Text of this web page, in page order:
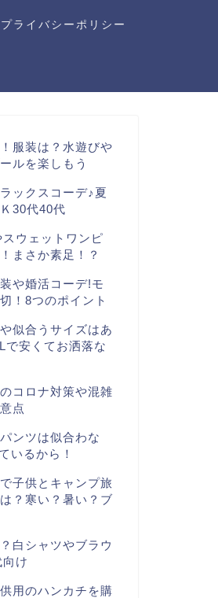
プライバシーポリシー
服装は？水遊びや
ルを楽しもう
ックスコーデ♪夏
30代40代
ウェットワンピ
まさか素足！？
や婚活コーデ!モ
！8つのポイント
似合うサイズはあ
で安くてお洒落な
コロナ対策や混雑
点
ンツは似合わな
いるから！
子供とキャンプ旅
？寒い？暑い？ブ
白シャツやブラウ
け
用のハンカチを購